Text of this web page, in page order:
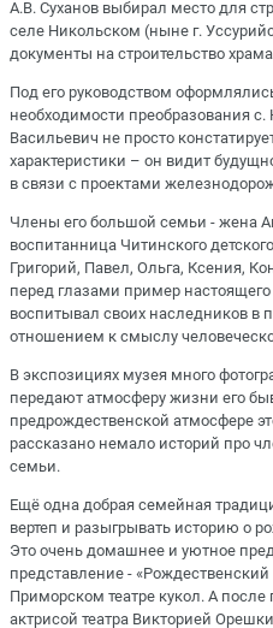
А.В. Суханов выбирал место для
селе Никольском (ныне г.
документы на строительство
Под его руководством
необходимости преобразования
Васильевич не просто
характеристики – он видит
в связи с проектами
Члены его большой семьи - жена
воспитанница Читинского
Григорий, Павел, Ольга, Ксения,
перед глазами пример настоящего
воспитывал своих наследников в
отношением к смыслу
В экспозициях музея много
передают атмосферу жизни его
предрождественской атмосфере
рассказано немало историй про
семьи.
Ещё одна добрая семейная
вертеп и разыгрывать историю о
Это очень домашнее и уютное
представление -
Приморском театре кукол. А
актрисой театра Викторией